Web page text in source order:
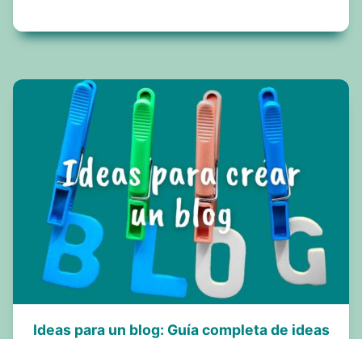
Ideas para un blog: Guía completa de ideas